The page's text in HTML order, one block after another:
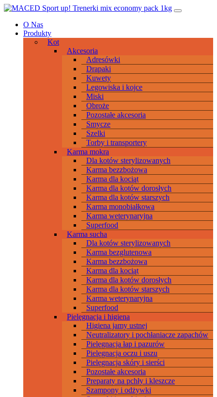
Przeskocz
treści
Main
Navigation
O Nas
Produkty
Kot
Akcesoria
Adresówki
Drapaki
Kuwety
Legowiska i kojce
Miski
Obroże
Pozostałe akcesoria
Smycze
Szelki
Torby i transportery
Karma mokra
Dla kotów sterylizowanych
Karma bezzbożowa
Karma dla kociąt
Karma dla kotów dorosłych
Karma dla kotów starszych
Karma monobiałkowa
Karma weterynaryjna
Superfood
Karma sucha
Dla kotów sterylizowanych
Karma bezglutenowa
Karma bezzbożowa
Karma dla kociąt
Karma dla kotów dorosłych
Karma dla kotów starszych
Karma weterynaryjna
Superfood
Pielęgnacja i higiena
Higiena jamy ustnej
Neutralizatory i pochłaniacze zapachów
Pielęgnacja łap i pazurów
Pielęgnacja oczu i uszu
Pielęgnacja skóry i sierści
Pozostałe akcesoria
Preparaty na pchły i kleszcze
Szampony i odżywki